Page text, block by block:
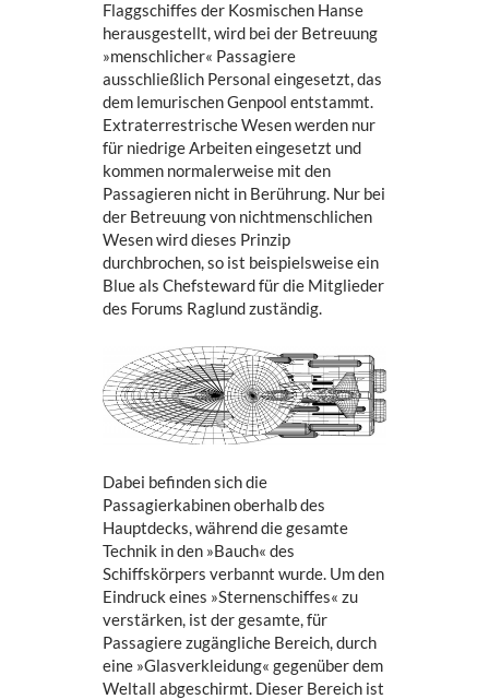
Flaggschiffes der Kosmischen Hanse
herausgestellt, wird bei der Betreuung
»menschlicher« Passagiere
ausschließlich Personal eingesetzt, das
dem lemurischen Genpool entstammt.
Extraterrestrische Wesen werden nur
für niedrige Arbeiten eingesetzt und
kommen normalerweise mit den
Passagieren nicht in Berührung. Nur bei
der Betreuung von nichtmenschlichen
Wesen wird dieses Prinzip
durchbrochen, so ist beispielsweise ein
Blue als Chefsteward für die Mitglieder
des Forums Raglund zuständig.
Dabei befinden sich die
Passagierkabinen oberhalb des
Hauptdecks, während die gesamte
Technik in den »Bauch« des
Schiffskörpers verbannt wurde. Um den
Eindruck eines »Sternenschiffes« zu
verstärken, ist der gesamte, für
Passagiere zugängliche Bereich, durch
eine »Glasverkleidung« gegenüber dem
Weltall abgeschirmt. Dieser Bereich ist